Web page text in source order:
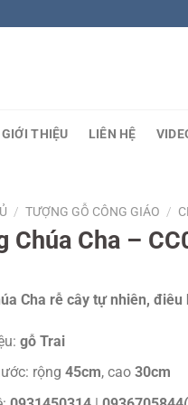
GIỚI THIỆU LIÊN HỆ
/ TƯỢNG GỖ CÔNG GIÁO /
Chúa Cha –
Cha rễ cây tự nhiên, điêu
gỗ Trai
rộng 45cm, cao 30cm